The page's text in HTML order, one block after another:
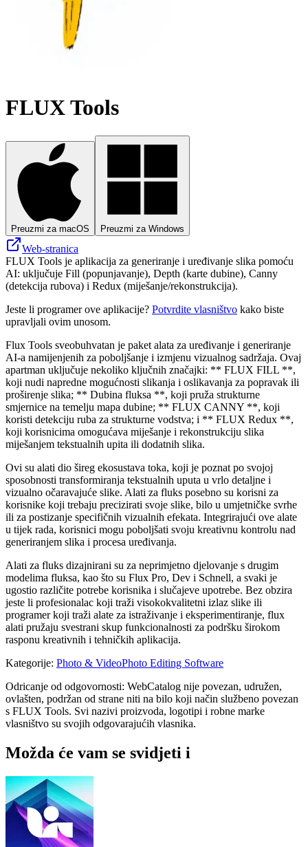
FLUX Tools
Preuzmi za macOS Preuzmi za Windows
Web-stranica
FLUX Tools je aplikacija za generiranje i uređivanje slika pomoću
AI: uključuje Fill (popunjavanje), Depth (karte dubine), Canny
(detekcija rubova) i Redux (miješanje/rekonstrukcija).
Jeste li programer ove aplikacije? Potvrdite vlasništvo kako biste
upravljali ovim unosom.
Flux Tools sveobuhvatan je paket alata za uređivanje i generiranje
AI-a namijenjenih za poboljšanje i izmjenu vizualnog sadržaja. Ovaj
apartman uključuje nekoliko ključnih značajki: ** FLUX FILL **,
koji nudi napredne mogućnosti slikanja i oslikavanja za popravak ili
proširenje slika; ** Dubina fluksa **, koji pruža strukturne
smjernice na temelju mapa dubine; ** FLUX CANNY **, koji
koristi detekciju ruba za strukturne vodstva; i ** FLUX Redux **,
koji korisnicima omogućava miješanje i rekonstrukciju slika
miješanjem tekstualnih upita ili dodatnih slika.
Ovi su alati dio šireg ekosustava toka, koji je poznat po svojoj
sposobnosti transformiranja tekstualnih uputa u vrlo detaljne i
vizualno očaravajuće slike. Alati za fluks posebno su korisni za
korisnike koji trebaju precizirati svoje slike, bilo u umjetničke svrhe
ili za postizanje specifičnih vizualnih efekata. Integrirajući ove alate
u tijek rada, korisnici mogu poboljšati svoju kreativnu kontrolu nad
generiranjem slika i procesa uređivanja.
Alati za fluks dizajnirani su za neprimjetno djelovanje s drugim
modelima fluksa, kao što su Flux Pro, Dev i Schnell, a svaki je
ugostio različite potrebe korisnika i slučajeve upotrebe. Bez obzira
jeste li profesionalac koji traži visokokvalitetni izlaz slike ili
programer koji traži alate za istraživanje i eksperimentiranje, flux
alati pružaju svestrani skup funkcionalnosti za podršku širokom
rasponu kreativnih i tehničkih aplikacija.
Kategorije: Photo & VideoPhoto Editing Software
Odricanje od odgovornosti: WebCatalog nije povezan, udružen,
ovlašten, podržan od strane niti na bilo koji način službeno povezan
s FLUX Tools. Svi nazivi proizvoda, logotipi i robne marke
vlasništvo su svojih odgovarajućih vlasnika.
Možda će vam se svidjeti i